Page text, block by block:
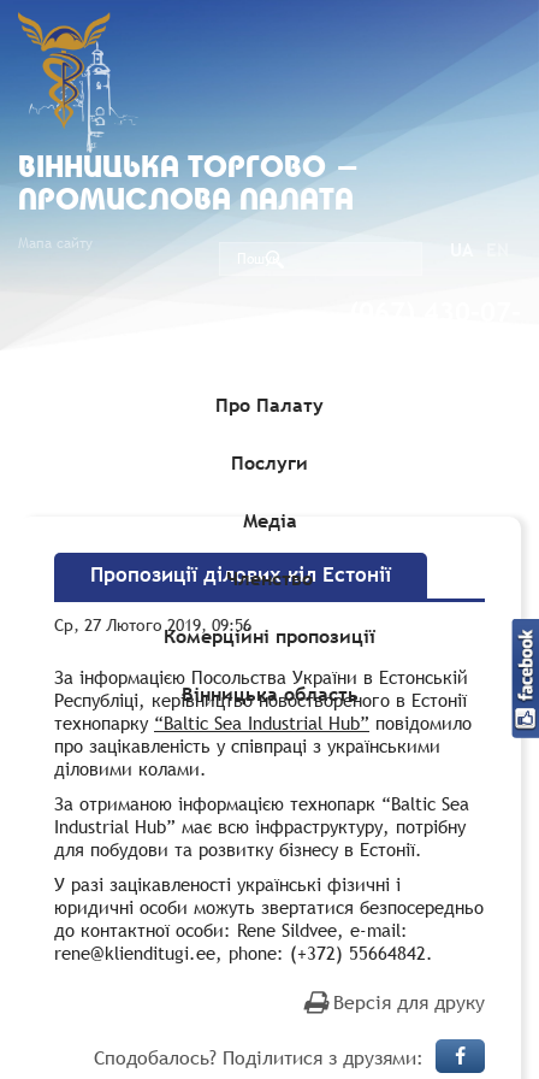
ВIННИЦЬКА ТОРГОВО -
ПРОМИСЛОВА ПАЛАТА
Мапа сайту
Про Палату
Послуги
Медіа
Членство
Комерційні пропозиції
Вінницька область
Комерційні пропозиції»Пропозиції ділових кіл
Пропозиції ділових кіл Естонії
Ср, 27 Лютого 2019, 09:56
За інформацією Посольства України в Естонській
Республіці, керівництво новоствореного в Естонії
технопарку “Baltic Sea Industrial Hub” повідомило
про зацікавленість у співпраці з українськими
діловими колами.
За отриманою інформацією технопарк “Baltic Sea
Industrial Hub” має всю інфраструктуру, потрібну
для побудови та розвитку бізнесу в Естонії.
У разі зацікавленості українські фізичні і
юридичні особи можуть звертатися безпосередньо
до контактної особи: Rene Sildvee, e-mail:
rene@klienditugi.ee, phone: (+372) 55664842.
Версія для друку
Сподобалось? Поділитися з друзями: